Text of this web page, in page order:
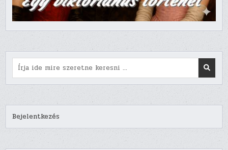
Search
for:
Bejelentkezés